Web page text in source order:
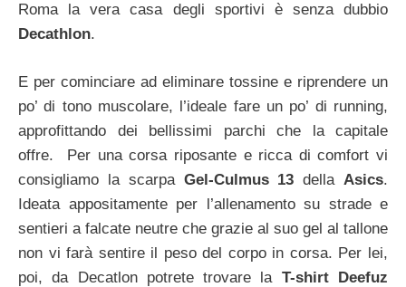
Roma la vera casa degli sportivi è senza dubbio
Decathlon.
E per cominciare ad eliminare tossine e riprendere un
po’ di tono muscolare, l’ideale fare un po’ di running,
approfittando dei bellissimi parchi che la capitale
offre. Per una corsa riposante e ricca di comfort vi
consigliamo la scarpaGel-Culmus 13 della Asics.
Ideata appositamente per l’allenamento su strade e
sentieri a falcate neutre che grazie al suo gel al tallone
non vi farà sentire il peso del corpo in corsa. Per lei,
poi, da Decatlon potrete trovare la T-shirt Deefuz